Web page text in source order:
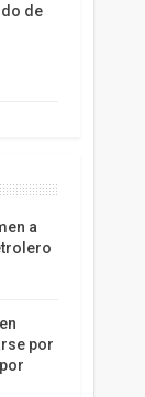
de
a
por